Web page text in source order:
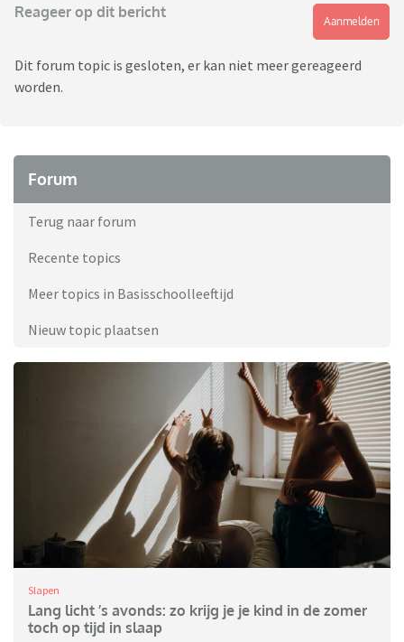
Reageer op dit bericht
Aanmelden
Dit forum topic is gesloten, er kan niet meer gereageerd
worden.
Forum
Terug naar forum
Recente topics
Meer topics in Basisschoolleeftijd
Nieuw topic plaatsen
Slapen
Lang licht ’s avonds: zo krijg je je kind in de zomer
toch op tijd in slaap